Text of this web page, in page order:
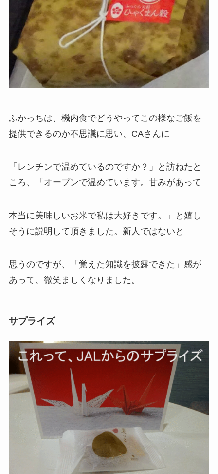
ふかっちは、機内食でどうやってこの様なご飯を
提供できるのか不思議に思い、CAさんに
「レンチンで温めているのですか？」と訪ねたと
ころ、「オーブンで温めています。甘みがあって
本当に美味しいお米で私は大好きです。」と嬉し
そうに説明して頂きました。新人ではないと
思うのですが、「覚えた知識を披露できた」感が
あって、微笑ましくなりました。
サプライズ